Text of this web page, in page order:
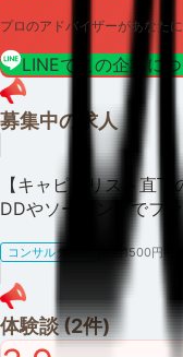
プロのアドバイザーがあなた
LINEでこの企業につ
募集中の求人
【キャピタリスト直
DDやソーシングでフ
コンサルタント 時給1500円~
体験談 (2件)